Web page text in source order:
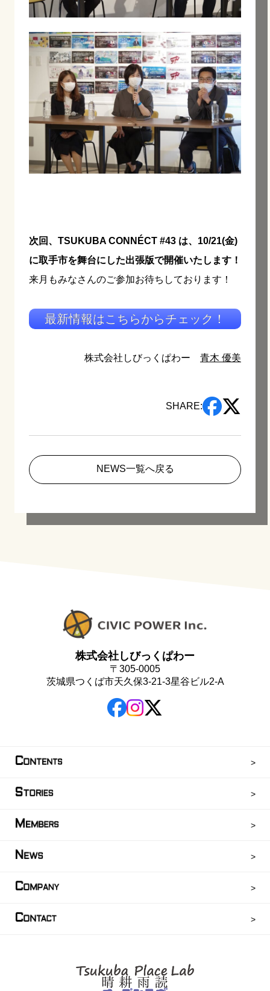
次回、TSUKUBA CONNÉCT #43 は、10/21(金)
に取手市を舞台にした出張版で開催いたします！
来月もみなさんのご参加お待ちしております！
最新情報はこちらからチェック！
株式会社しびっくぱわー 青木 優美
SHARE:
NEWS一覧へ戻る
株式会社しびっくぱわー
〒305-0005
茨城県つくば市天久保3-21-3星谷ビル2-A
CONTENTS
STORIES
M EMBERS
N EWS
COMPANY
CONTACT